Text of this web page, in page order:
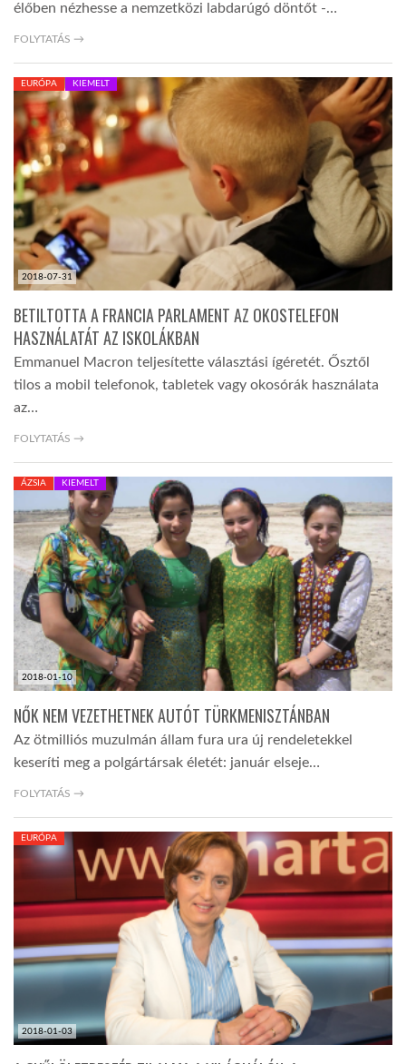
élőben nézhesse a nemzetközi labdarúgó döntőt -…
FOLYTATÁS →
2018-07-31
EURÓPA KIEMELT
BETILTOTTA A FRANCIA PARLAMENT AZ OKOSTELEFON
HASZNÁLATÁT AZ ISKOLÁKBAN
Emmanuel Macron teljesítette választási ígéretét. Ősztől
tilos a mobil telefonok, tabletek vagy okosórák használata
az…
FOLYTATÁS →
2018-01-10
ÁZSIA KIEMELT
NŐK NEM VEZETHETNEK AUTÓT TÜRKMENISZTÁNBAN
Az ötmilliós muzulmán állam fura ura új rendeletekkel
keseríti meg a polgártársak életét: január elseje…
FOLYTATÁS →
2018-01-03
EURÓPA